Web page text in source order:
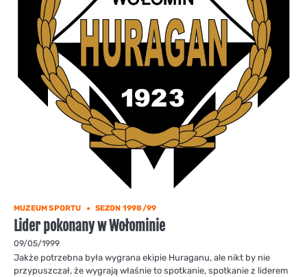
MUZEUM SPORTU SEZON 1998/99
Lider pokonany w Wołominie
09/05/1999
Jakże potrzebna była wygrana ekipie Huraganu, ale nikt by nie
przypuszczał, że wygrają właśnie to spotkanie, spotkanie z liderem